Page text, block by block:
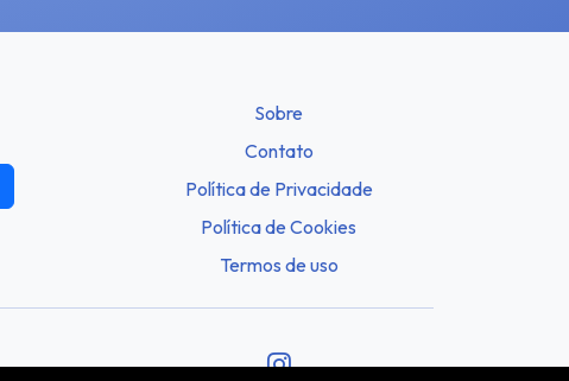
Sobre
Contato
Política de Privacidade
Política de Cookies
Termos de uso